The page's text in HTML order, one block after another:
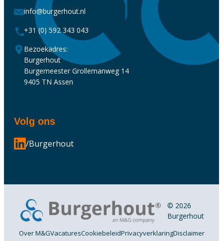
info@burgerhout.nl
+31 (0) 592 343 043
Bezoekadres:
Burgerhout
Burgemeester Grollemanweg 14
9405 TN Assen
Volg ons
/Burgerhout
© 2026
Burgerhout
Over M&GVacaturesCookiebeleidPrivacyverklaringDisclaimer